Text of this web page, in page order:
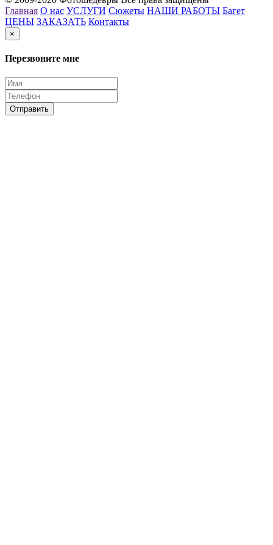
Главная О нас УСЛУГИ Сюжеты НАШИ РАБОТЫ Багет
ЦЕНЫ ЗАКАЗАТЬ Контакты
×
Перезвоните мне
Отправить